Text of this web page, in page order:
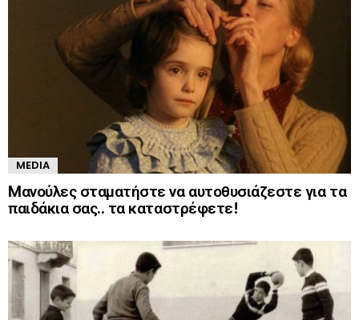
MEDIA
Mανούλες σταματήστε να αυτοθυσιάζεστε για τα
παιδάκια σας.. τα καταστρέφετε!